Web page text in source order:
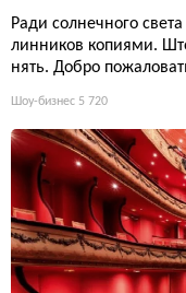
Ради солнечного
линников копиями.
нять. Добро
Шоу-бизнес 5 720